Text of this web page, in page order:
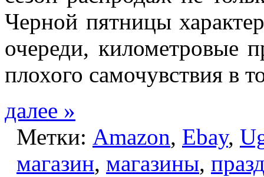
Черной пятницы
очереди, километровые
плохого самочувствия в
далее »
Метки: Amazon, Ebay,
магазин, магазины,